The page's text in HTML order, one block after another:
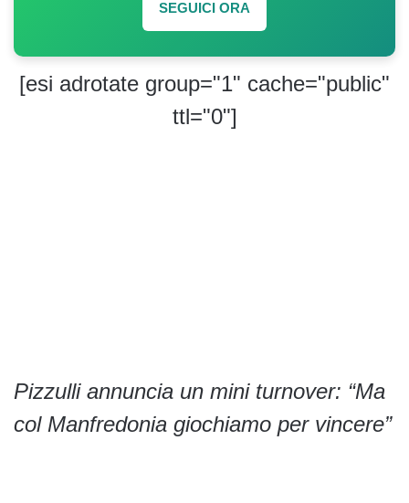
SEGUICI ORA
[esi adrotate group="1" cache="public"
ttl="0"]
Pizzulli annuncia un mini turnover: “Ma
col Manfredonia giochiamo per vincere”